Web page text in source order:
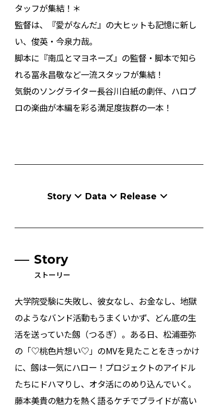
タッフが集結！＊
監督は、『愛がなんだ』の大ヒットも記憶に新し
い、俊英・今泉力哉。
脚本に『南瓜とマヨネーズ』の監督・脚本で知ら
れる冨永昌敬など一流スタッフが集結！
気鋭のソングライター長谷川白紙の劇伴、ハロプ
ロの楽曲が本編を彩る満足度抜群の一本！
Story Data Release
Story
ストーリー
大学院受験に失敗し、彼女なし、お金なし、地獄
のようなバンド活動もうまくいかず、どん底の生
活を送っていた劔（つるぎ）。ある日、松浦亜弥
の「♡桃色片想い♡」のMVを見たことをきっかけ
に、劔は一気にハロー！プロジェクトのアイドル
たちにドハマりし、オタ活にのめり込んでいく。
藤本美貴の魅力を熱く語るケチでプライドが高い